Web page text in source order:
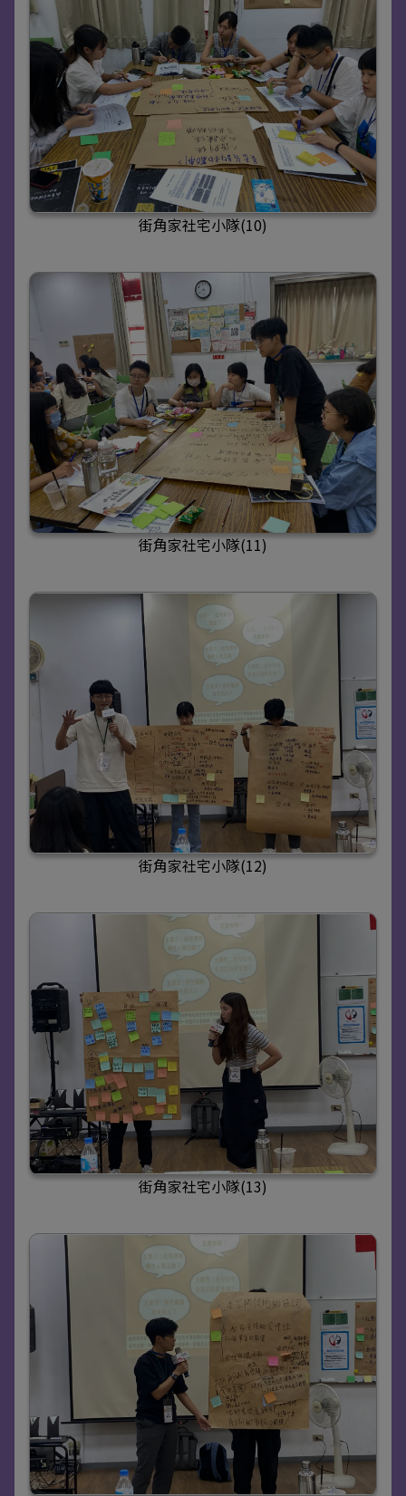
街角家社宅小隊(10)
街角家社宅小隊(11)
街角家社宅小隊(12)
街角家社宅小隊(13)